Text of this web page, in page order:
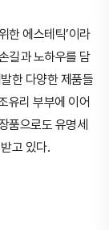
한 에스테틱’이라
길과 노하우를 담
한 다양한 제품들
유리 부부에 이어
품으로도 유명세
고 있다.